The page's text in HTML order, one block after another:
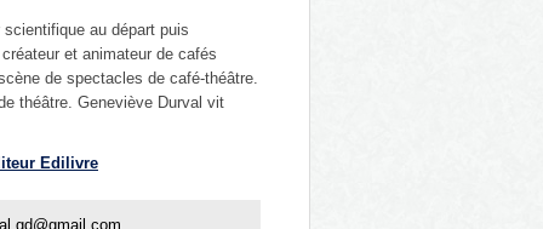
au départ puis
et animateur de cafés
de spectacles de café-théâtre.
théâtre. Geneviève Durval vit
Edilivre